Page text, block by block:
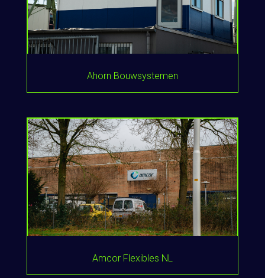
Ahorn Bouwsystemen
Amcor Flexibles NL